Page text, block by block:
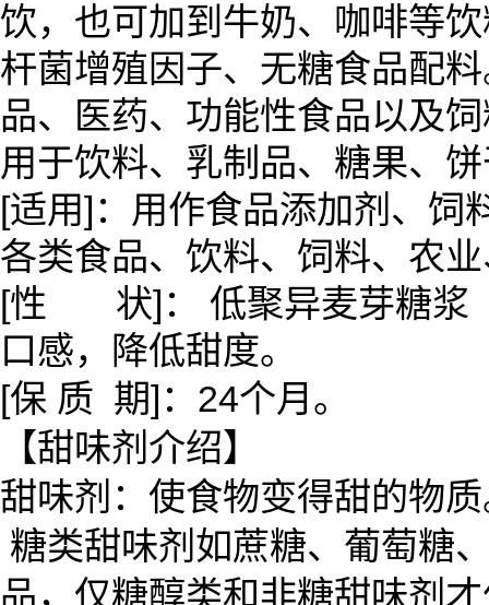
饮，也可加到牛奶、咖啡等
杆菌增殖因子、无糖食品配
品、医药、功能性食品以及
用于饮料、乳制品、糖果、
[适用]：用作食品添加剂、饲
各类食品、饮料、饲料、农
[性 状]： 低聚异麦芽糖浆
口感，降低甜度。
[保 质 期]：24个月。
【甜味剂介绍】
甜味剂：使食物变得甜的物
糖类甜味剂如蔗糖、葡萄糖
品，仅糖醇类和非糖甜味剂